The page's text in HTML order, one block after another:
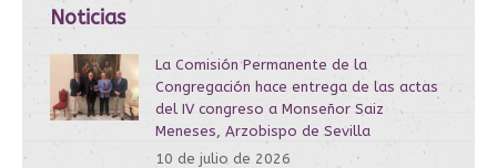
Noticias
La Comisión Permanente de la
Congregación hace entrega de las actas
del IV congreso a Monseñor Saiz
Meneses, Arzobispo de Sevilla
10 de julio de 2026